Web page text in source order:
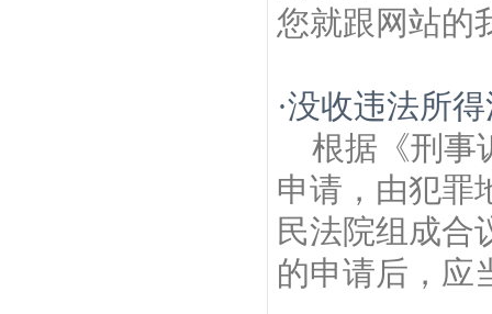
您就跟网站的
·没收违法所
根据《刑事
申请，由犯罪
民法院组成合
的申请后，应